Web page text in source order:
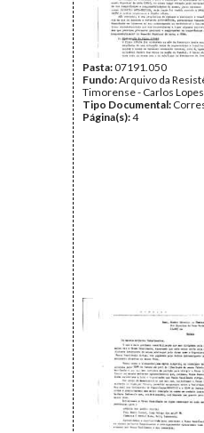
Pasta:07191.050
Fundo:Arquivo da
Timorense - Carlos Lopes
Tipo Documental:
Página(s):4